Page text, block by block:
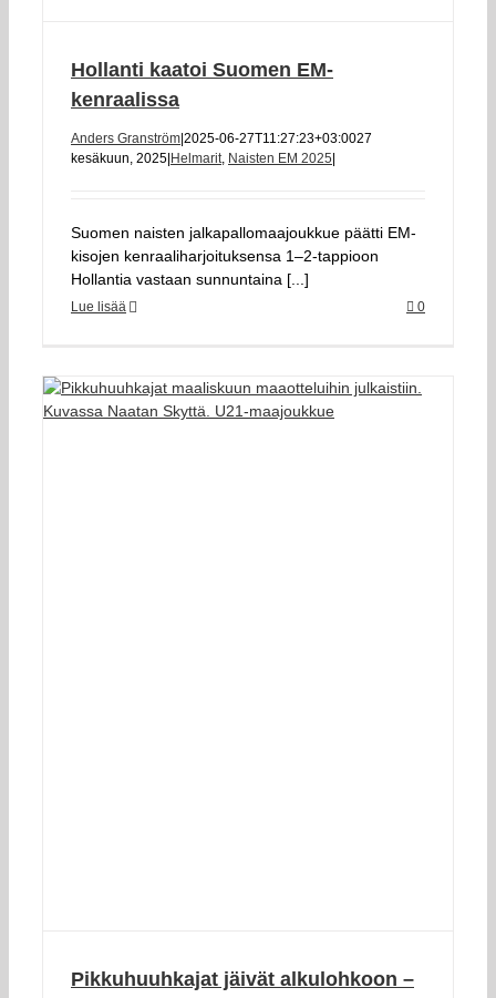
Hollanti kaatoi Suomen EM-
kenraalissa
Anders Granström 2025-06-27T11:27:23+03:0027
kesäkuun, 2025 Helmarit, Naisten EM 2025
Suomen naisten jalkapallomaajoukkue päätti EM-
kisojen kenraaliharjoituksensa 1–2-tappioon
Hollantia vastaan sunnuntaina [...]
Lue lisää 0
Pikkuhuuhkajat jäivät alkulohkoon –